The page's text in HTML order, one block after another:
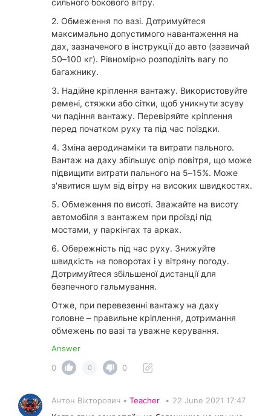
сильного бокового вітру.
2. Обмеження по вазі. Дотримуйтеся
максимально допустимого навантаження на
дах, зазначеного в інструкції до авто (зазвичай
50–100 кг). Рівномірно розподіліть вагу по
багажнику.
3. Надійне кріплення вантажу. Використовуйте
ремені, стяжки або сітки, щоб уникнути зсуву
чи падіння вантажу. Перевіряйте кріплення
перед початком руху та під час поїздки.
4. Зміна аеродинаміки та витрати пального.
Вантаж на даху збільшує опір повітря, що може
підвищити витрати пального на 5–15%. Може
з'явитися шум від вітру на високих швидкостях.
5. Обмеження по висоті. Зважайте на висоту
автомобіля з вантажем при проїзді під
мостами, у паркінгах та арках.
6. Обережність під час руху. Знижуйте
швидкість на поворотах і у вітряну погоду.
Дотримуйтеся збільшеної дистанції для
безпечного гальмування.
Отже, при перевезенні вантажу на даху
головне – правильне кріплення, дотримання
обмежень по вазі та уважне керування.
Answer
0
0 0
Антон Вікторович • Teacher • 22 June 2021 17:47